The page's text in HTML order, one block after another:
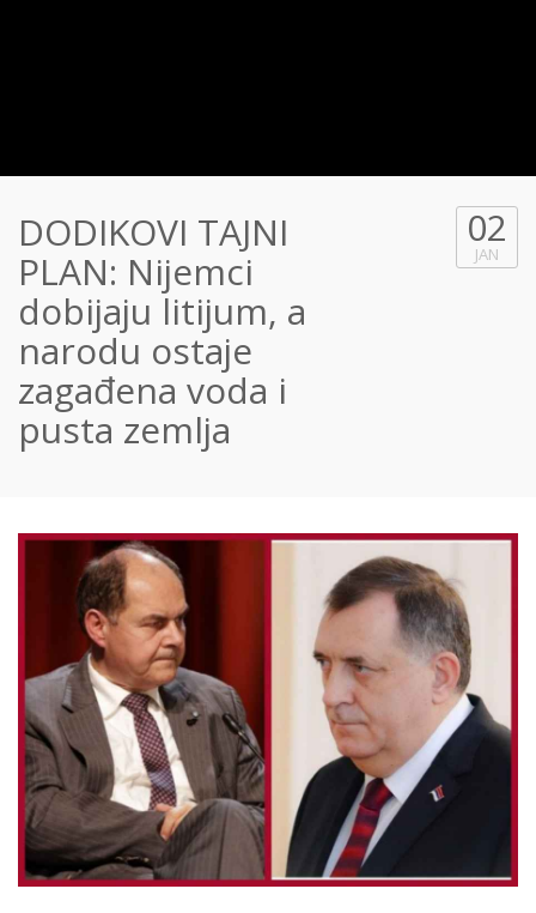
DODIKOVI TAJNI
PLAN: Nijemci
dobijaju litijum, a
narodu ostaje
zagađena voda i
pusta zemlja
02
JAN